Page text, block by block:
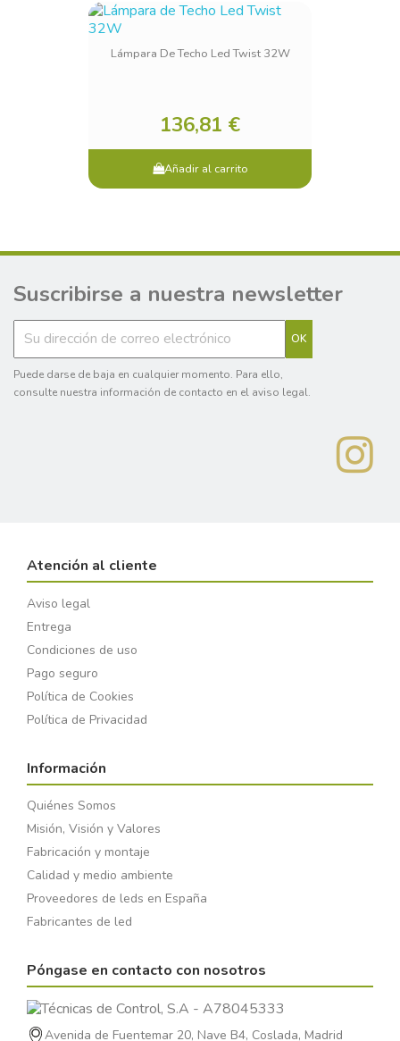
Lámpara De Techo Led Twist 32W
136,81 €
Añadir al carrito
Suscribirse a nuestra newsletter
Puede darse de baja en cualquier momento. Para ello,
consulte nuestra información de contacto en el aviso legal.
Atención al cliente
Aviso legal
Entrega
Condiciones de uso
Pago seguro
Política de Cookies
Política de Privacidad
Información
Quiénes Somos
Misión, Visión y Valores
Fabricación y montaje
Calidad y medio ambiente
Proveedores de leds en España
Fabricantes de led
Póngase en contacto con nosotros
Avenida de Fuentemar 20, Nave B4, Coslada, Madrid